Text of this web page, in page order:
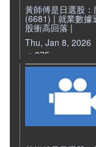
黃師傅是日選股
(6681) | 就業數據
股衝高回落 |
Thu, Jan 8, 2026
375